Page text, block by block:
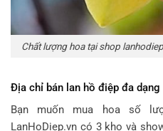
Chất lượng hoa tại shop
Địa chỉ bán lan hồ điệp đa
Bạn muốn mua hoa số
LanHoDiep.vn có 3 kho và